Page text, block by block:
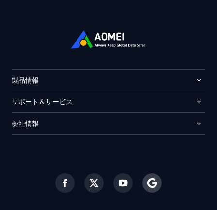
製品情報
サポート＆サービス
会社情報